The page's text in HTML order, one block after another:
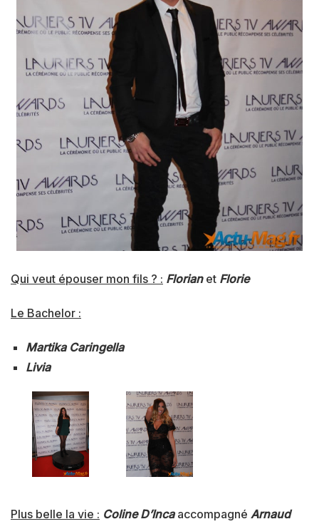
Qui veut épouser mon fils ? : Florianet Florie
Le Bachelor :
Martika Caringella
Livia
Plus belle la vie : Coline D’Incaaccompagné Arnaud